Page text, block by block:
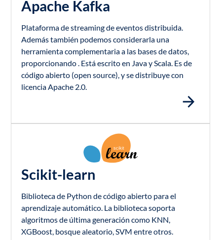
Apache Kafka
Plataforma de streaming de eventos distribuida.
Además también podemos considerarla una
herramienta complementaria a las bases de datos,
proporcionando . Está escrito en Java y Scala. Es de
código abierto (open source), y se distribuye con
licencia Apache 2.0.
Scikit-learn
Biblioteca de Python de código abierto para el
aprendizaje automático. La biblioteca soporta
algoritmos de última generación como KNN,
XGBoost, bosque aleatorio, SVM entre otros.